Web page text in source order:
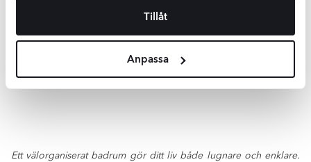
Tillåt
Anpassa
Ett välorganiserat badrum gör ditt liv både lugnare och enklare.